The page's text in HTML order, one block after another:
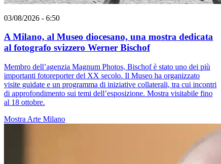
03/08/2026 - 6:50
A Milano, al Museo diocesano, una mostra dedicata
al fotografo svizzero Werner Bischof
Membro dell’agenzia Magnum Photos, Bischof è stato uno dei più
importanti fotoreporter del XX secolo. Il Museo ha organizzato
visite guidate e un programma di iniziative collaterali, tra cui incontri
di approfondimento sui temi dell’esposizione. Mostra visitabile fino
al 18 ottobre.
Mostra Arte Milano